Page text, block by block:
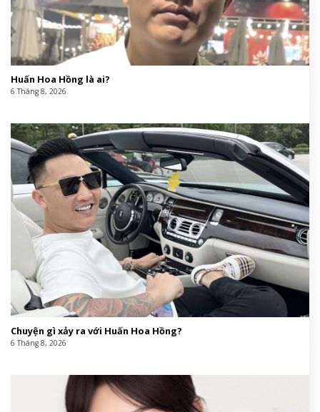
Huấn Hoa Hồng là ai?
6 Tháng 8, 2026
Chuyện gì xảy ra với Huấn Hoa Hồng?
6 Tháng 8, 2026